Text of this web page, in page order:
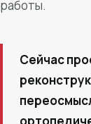
работы.
Сейчас